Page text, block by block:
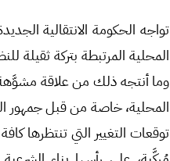
تواجه الحكومة الانتقالية
المحلية المرتبطة بتركة ثقيلة
وما أنتجه ذلك من علاقة
توقعات التغيير التي تنتظرها